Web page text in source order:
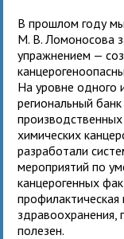
В прошлом году
М. В. Ломоносова
упражнением —
На уровне одного
региональный
химических
разработали
мероприятий по
канцерогенных
здравоохранения,
полезен.